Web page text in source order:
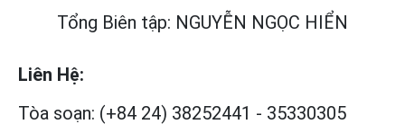
Tổng Biên tập: NGUYỄN NGỌC HIỂN
Liên Hệ:
Tòa soạn: (+84 24) 38252441 - 35330305